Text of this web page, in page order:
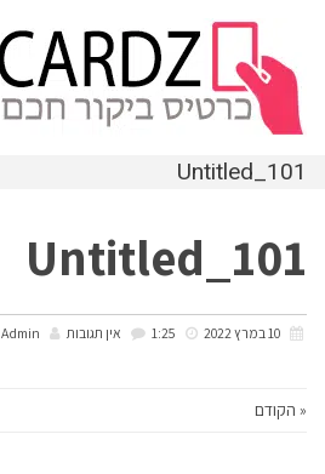
Untitled_101
Untitled_101
אין תגובות Admin
« הקודם